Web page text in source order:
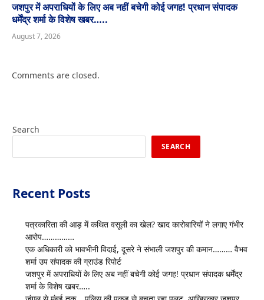
जशपुर में अपराधियों के लिए अब नहीं बचेगी कोई जगह! प्रधान संपादक
धर्मेंद्र शर्मा के विशेष खबर…..
August 7, 2026
Comments are closed.
Search
SEARCH
Recent Posts
पत्रकारिता की आड़ में कथित वसूली का खेल? खाद कारोबारियों ने लगाए गंभीर
आरोप……………
एक अधिकारी को भावभीनी विदाई, दूसरे ने संभाली जशपुर की कमान……… वैभव
शर्मा उप संपादक की ग्राउंड रिपोर्ट
जशपुर में अपराधियों के लिए अब नहीं बचेगी कोई जगह! प्रधान संपादक धर्मेंद्र
शर्मा के विशेष खबर…..